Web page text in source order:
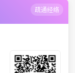
疏通经络